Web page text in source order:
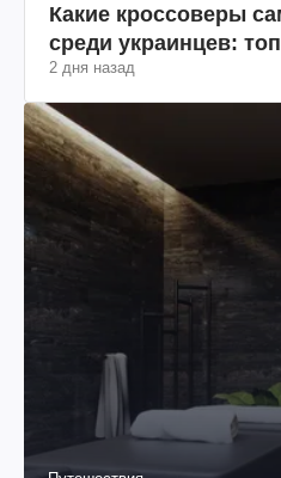
Какие кроссоверы
среди украинцев:
2 дня назад